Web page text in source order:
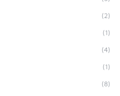
(2)
(1)
(4)
(1)
(8)